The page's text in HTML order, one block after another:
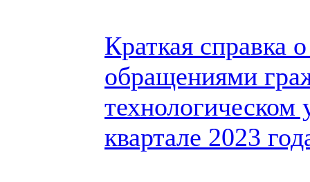
Краткая справка
обращениями
технологическом
квартале 2023